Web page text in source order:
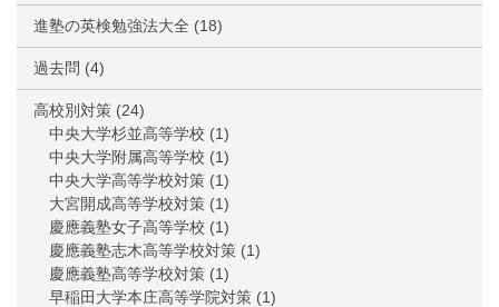
進塾の英検勉強法大全 (18)
過去問 (4)
高校別対策 (24)
中央大学杉並高等学校 (1)
中央大学附属高等学校 (1)
中央大学高等学校対策 (1)
大宮開成高等学校対策 (1)
慶應義塾女子高等学校 (1)
慶應義塾志木高等学校対策 (1)
慶應義塾高等学校対策 (1)
早稲田大学本庄高等学院対策 (1)